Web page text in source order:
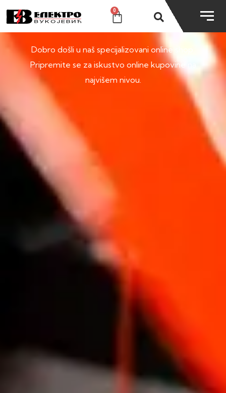
0
SHOP
Dobro došli u naš specijalizovani online shop.
Pripremite se za iskustvo online kupovine na
najvišem nivou.